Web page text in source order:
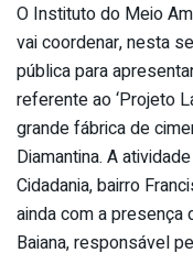
O Instituto do Meio
vai coordenar, nesta
pública para
referente ao ‘Projeto
grande fábrica de
Diamantina. A
Cidadania, bairro
ainda com a
Baiana, responsável